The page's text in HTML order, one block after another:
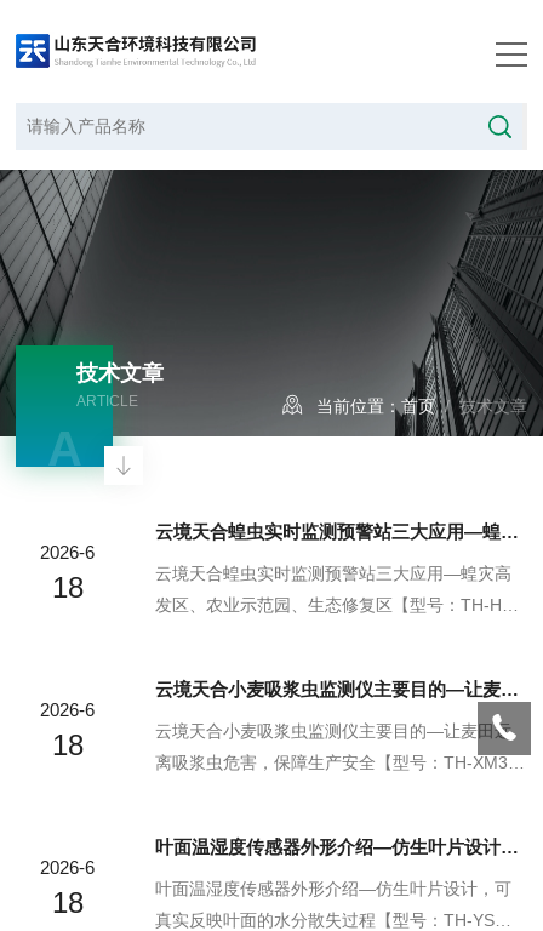
技术文章
ARTICLE
A
当前位置：首页/ 技术文章
2026-6
18
云境天合蝗虫实时监测预警站三大应用—蝗灾高发区、农业示范园、生态修复区
云境天合蝗虫实时监测预警站三大应用—蝗灾高
发区、农业示范园、生态修复区【型号：TH-HC
计的智能监测系统，在蝗灾高发区、农业示范园
及生态修复区等关键区域构建起全天候的虫情监
测网络。该产品通过高灵敏度传感器与智能识别
学依据。云境天合以技术创新为核心，突破传统
人工巡查的局限，实现蝗虫从早期发现到精准扑
杀的全程数字...
2026-6
18
云境天合小麦吸浆虫监测仪主要目的—让麦田远离吸浆虫危害，保障生产安全
云境天合小麦吸浆虫监测仪主要目的—让麦田远
离吸浆虫危害，保障生产安全【型号：TH-XM3，
产安全与品质设计的智能虫害防控设备，致力于
通过科技手段让农作物远离吸浆虫危害。该产品
采用先进的监测技术，实时捕捉田间虫情动态，
2026-6
18
​叶面温湿度传感器外形介绍—仿生叶片设计，可真实反映叶面的水分散失过程
叶面温湿度传感器外形介绍—仿生叶片设计，可
真实反映叶面的水分散失过程【型号：TH-YS